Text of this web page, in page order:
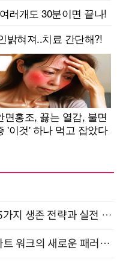
AI × Design : UX디자이너의 5가지 생존 전략과 실전 대응 8월 28일 개최
“AI와 함께 일하는 시대 ” - 스마트 워크의 새로운 패러다임 (9/11)